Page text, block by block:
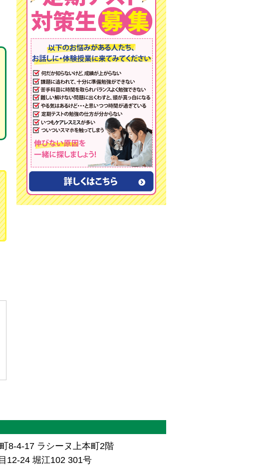
8-4-17 ラシーヌ上本町2階
12-24 堀江102 301号